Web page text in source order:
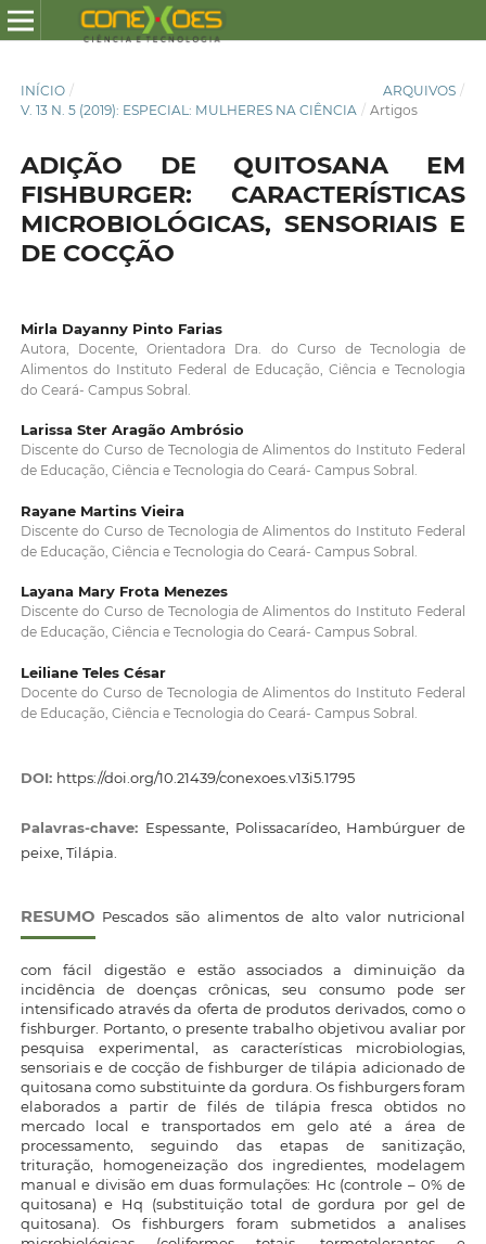
INÍCIO / ARQUIVOS /
V. 13 N. 5 (2019): ESPECIAL: MULHERES NA CIÊNCIA / Artigos
ADIÇÃO DE QUITOSANA EM
FISHBURGER: CARACTERÍSTICAS
MICROBIOLÓGICAS, SENSORIAIS E
DE COCÇÃO
Mirla Dayanny Pinto Farias
Autora, Docente, Orientadora Dra. do Curso de Tecnologia de
Alimentos do Instituto Federal de Educação, Ciência e Tecnologia
do Ceará- Campus Sobral.
Larissa Ster Aragão Ambrósio
Discente do Curso de Tecnologia de Alimentos do Instituto Federal
de Educação, Ciência e Tecnologia do Ceará- Campus Sobral.
Rayane Martins Vieira
Discente do Curso de Tecnologia de Alimentos do Instituto Federal
de Educação, Ciência e Tecnologia do Ceará- Campus Sobral.
Layana Mary Frota Menezes
Discente do Curso de Tecnologia de Alimentos do Instituto Federal
de Educação, Ciência e Tecnologia do Ceará- Campus Sobral.
Leiliane Teles César
Docente do Curso de Tecnologia de Alimentos do Instituto Federal
de Educação, Ciência e Tecnologia do Ceará- Campus Sobral.
DOI: https://doi.org/10.21439/conexoes.v13i5.1795
Palavras-chave: Espessante, Polissacarídeo, Hambúrguer de
peixe, Tilápia.
RESUMO Pescados são alimentos de alto valor nutricional
com fácil digestão e estão associados a diminuição da
incidência de doenças crônicas, seu consumo pode ser
intensificado através da oferta de produtos derivados, como o
fishburger. Portanto, o presente trabalho objetivou avaliar por
pesquisa experimental, as características microbiologias,
sensoriais e de cocção de fishburger de tilápia adicionado de
quitosana como substituinte da gordura. Os fishburgers foram
elaborados a partir de filés de tilápia fresca obtidos no
mercado local e transportados em gelo até a área de
processamento, seguindo das etapas de sanitização,
trituração, homogeneização dos ingredientes, modelagem
manual e divisão em duas formulações: Hc (controle – 0% de
quitosana) e Hq (substituição total de gordura por gel de
quitosana). Os fishburgers foram submetidos a analises